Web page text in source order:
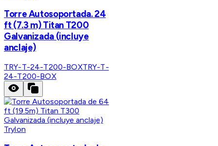
Torre Autosoportada. 24
ft (7.3 m) Titan T200
Galvanizada (incluye
anclaje)
TRY-T-24-T200-BOXTRY-T-
24-T200-BOX
Trylon